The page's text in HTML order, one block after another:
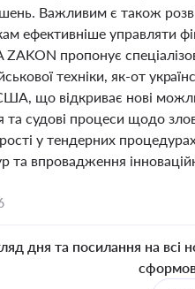
Важливим є також
ефективніше управляти
пропонує
техніки, як-от
що відкриває нові
та судові процеси щодо
у тендерних
впровадження
дня та посилання на всі